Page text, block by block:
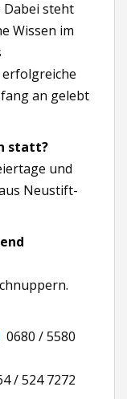
Dabei steht
Wissen im
an gelebt
statt?
und
Neustift-
0680 / 5580
/ 524 7272